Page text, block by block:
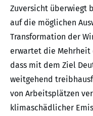
Zuversicht überwiegt
auf die möglichen
Transformation der
erwartet die Mehrheit
dass mit dem Ziel
weitgehend
von Arbeitsplätzen
klimaschädlicher